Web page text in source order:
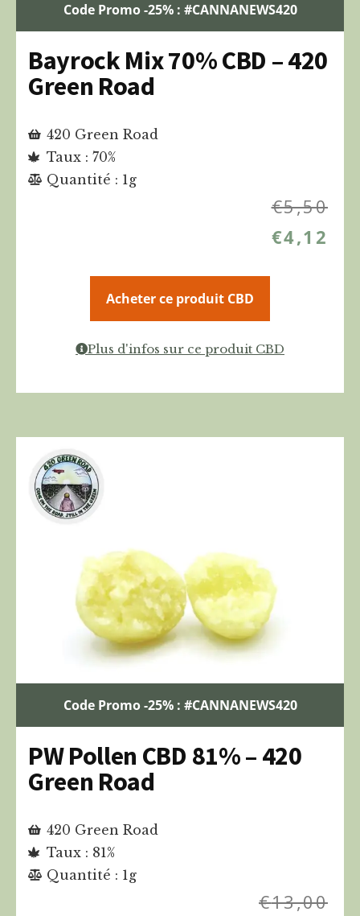
Code Promo -25% : #CANNANEWS420
Bayrock Mix 70% CBD – 420
Green Road
420 Green Road
Taux : 70%
Quantité : 1g
€5,50
€4,12
Acheter ce produit CBD
Plus d'infos sur ce produit CBD
Code Promo -25% : #CANNANEWS420
PW Pollen CBD 81% – 420
Green Road
420 Green Road
Taux : 81%
Quantité : 1g
€13,00